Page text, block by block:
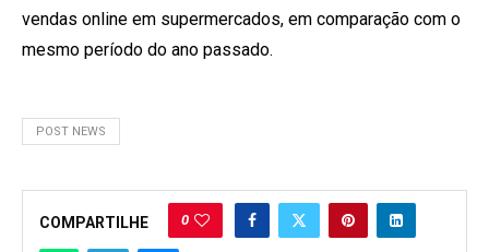
vendas online em supermercados, em comparação com o
mesmo período do ano passado.
POST NEWS
COMPARTILHE 0